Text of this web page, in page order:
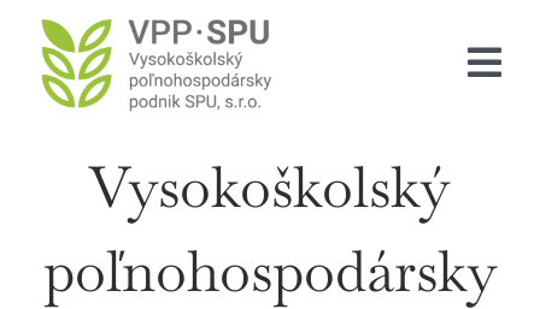
Skip
content
SLUŽBY
Vysokoškolský
poľnohospodársky